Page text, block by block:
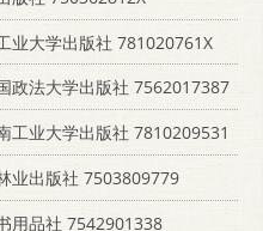
业大学出版社 781020761X
政法大学出版社 7562017387
工业大学出版社 7810209531
业出版社 7503809779
用品社 7542901338